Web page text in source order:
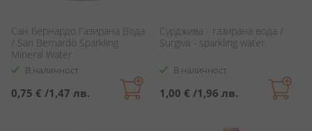
Сан Бернардо Газирана Вода
/ San Bernardo Sparkling
Mineral Water
В наличност
0,75 € /1,47 лв.
Сурджива - газирана вода /
Surgiva - sparkling water
В наличност
1,00 € /1,96 лв.